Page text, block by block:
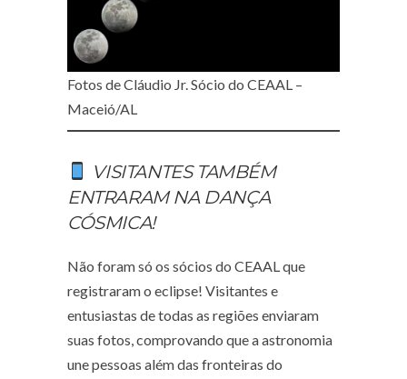
Fotos de Cláudio Jr. Sócio do CEAAL –
Maceió/AL
VISITANTES TAMBÉM
ENTRARAM NA DANÇA
CÓSMICA!
Não foram só os sócios do CEAAL que
registraram o eclipse! Visitantes e
entusiastas de todas as regiões enviaram
suas fotos, comprovando que a astronomia
une pessoas além das fronteiras do